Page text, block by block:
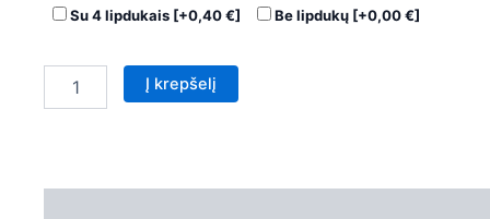
Su 4 lipdukais [+0,40 €] Be lipdukų [+0,00 €]
Į krepšelį